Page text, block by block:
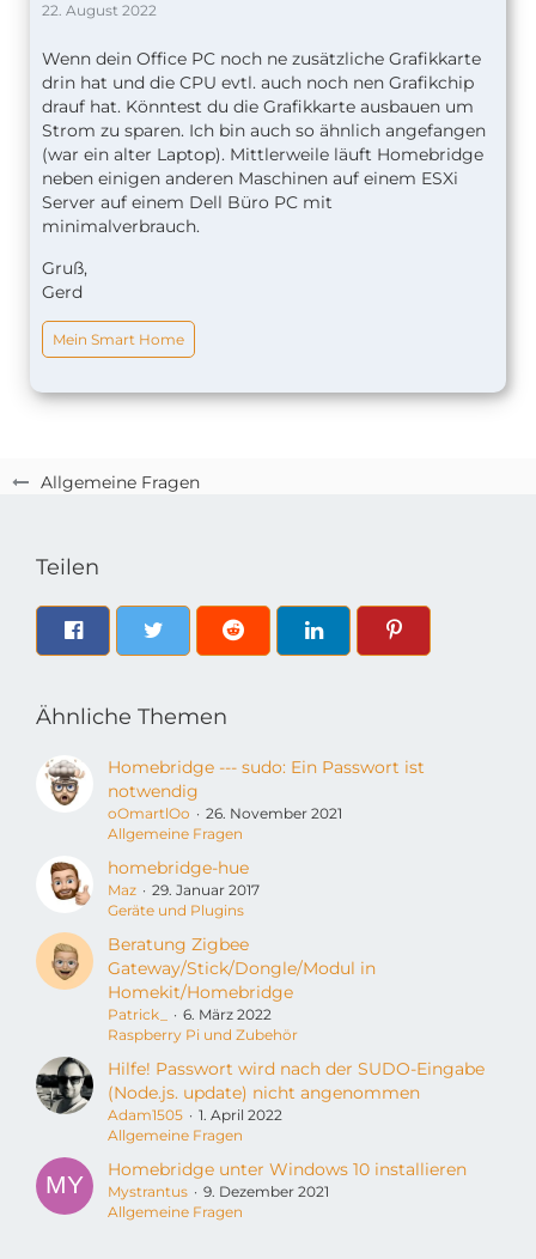
Allgemeine Fragen
22. August 2022
Wenn dein Office PC noch ne zusätzliche Grafikkarte
drin hat und die CPU evtl. auch noch nen Grafikchip
drauf hat. Könntest du die Grafikkarte ausbauen um
Strom zu sparen. Ich bin auch so ähnlich angefangen
(war ein alter Laptop). Mittlerweile läuft Homebridge
neben einigen anderen Maschinen auf einem ESXi
Server auf einem Dell Büro PC mit
minimalverbrauch.
Gruß,
Gerd
Mein Smart Home
Teilen
Ähnliche Themen
Homebridge --- sudo: Ein Passwort ist
notwendig
oOmartlOo
26. November 2021
Allgemeine Fragen
homebridge-hue
Maz
29. Januar 2017
Geräte und Plugins
Beratung Zigbee
Gateway/Stick/Dongle/Modul in
Homekit/Homebridge
Patrick_
6. März 2022
Raspberry Pi und Zubehör
Hilfe! Passwort wird nach der SUDO-Eingabe
(Node.js. update) nicht angenommen
Adam1505
1. April 2022
Allgemeine Fragen
Homebridge unter Windows 10 installieren
Mystrantus
9. Dezember 2021
Allgemeine Fragen